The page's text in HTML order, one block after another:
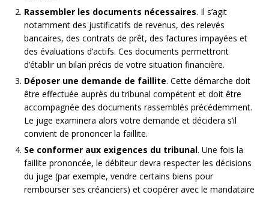
Rassembler les documents nécessaires. Il s’agit
notamment des justificatifs de revenus, des relevés
bancaires, des contrats de prêt, des factures impayées et
des évaluations d’actifs. Ces documents permettront
d’établir un bilan précis de votre situation financière.
Déposer une demande de faillite. Cette démarche doit
être effectuée auprès du tribunal compétent et doit être
accompagnée des documents rassemblés précédemment.
Le juge examinera alors votre demande et décidera s’il
convient de prononcer la faillite.
Se conformer aux exigences du tribunal. Une fois la
faillite prononcée, le débiteur devra respecter les décisions
du juge (par exemple, vendre certains biens pour
rembourser ses créanciers) et coopérer avec le mandataire